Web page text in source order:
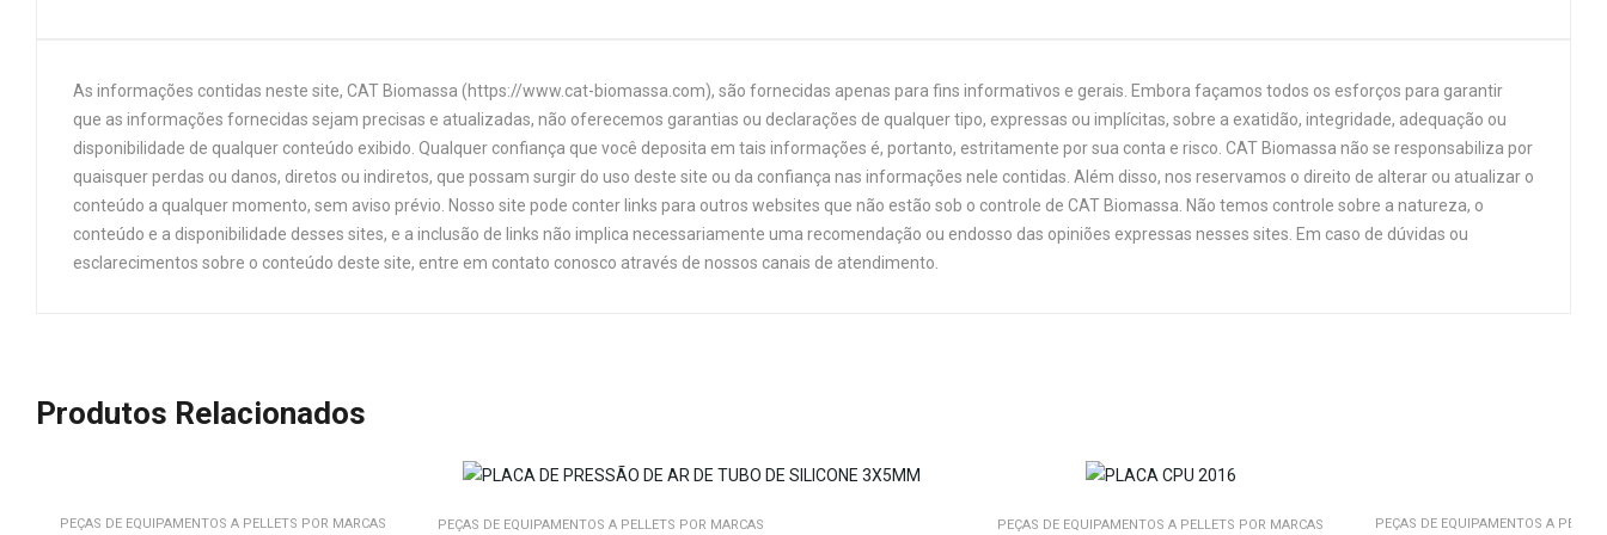
As informações contidas neste site, CAT Biomassa (https://www.cat-biomassa.com), são fornecidas apenas para fins informativos e gerais. Embora façamos todos os esforços para garantir
que as informações fornecidas sejam precisas e atualizadas, não oferecemos garantias ou declarações de qualquer tipo, expressas ou implícitas, sobre a exatidão, integridade, adequação ou
disponibilidade de qualquer conteúdo exibido. Qualquer confiança que você deposita em tais informações é, portanto, estritamente por sua conta e risco. CAT Biomassa não se responsabiliza por
quaisquer perdas ou danos, diretos ou indiretos, que possam surgir do uso deste site ou da confiança nas informações nele contidas. Além disso, nos reservamos o direito de alterar ou atualizar o
conteúdo a qualquer momento, sem aviso prévio. Nosso site pode conter links para outros websites que não estão sob o controle de CAT Biomassa. Não temos controle sobre a natureza, o
conteúdo e a disponibilidade desses sites, e a inclusão de links não implica necessariamente uma recomendação ou endosso das opiniões expressas nesses sites. Em caso de dúvidas ou
esclarecimentos sobre o conteúdo deste site, entre em contato conosco através de nossos canais de atendimento.
Produtos Relacionados
PEÇAS DE EQUIPAMENTOS A PELLETS POR MARCAS PEÇAS DE EQUIPAMENTOS A PELLETS POR MARCAS PEÇAS DE EQUIPAMENTOS A PELLETS POR MARCAS PEÇAS DE EQUIPAMENTOS A